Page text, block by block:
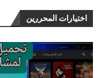
اختيارات المحررين